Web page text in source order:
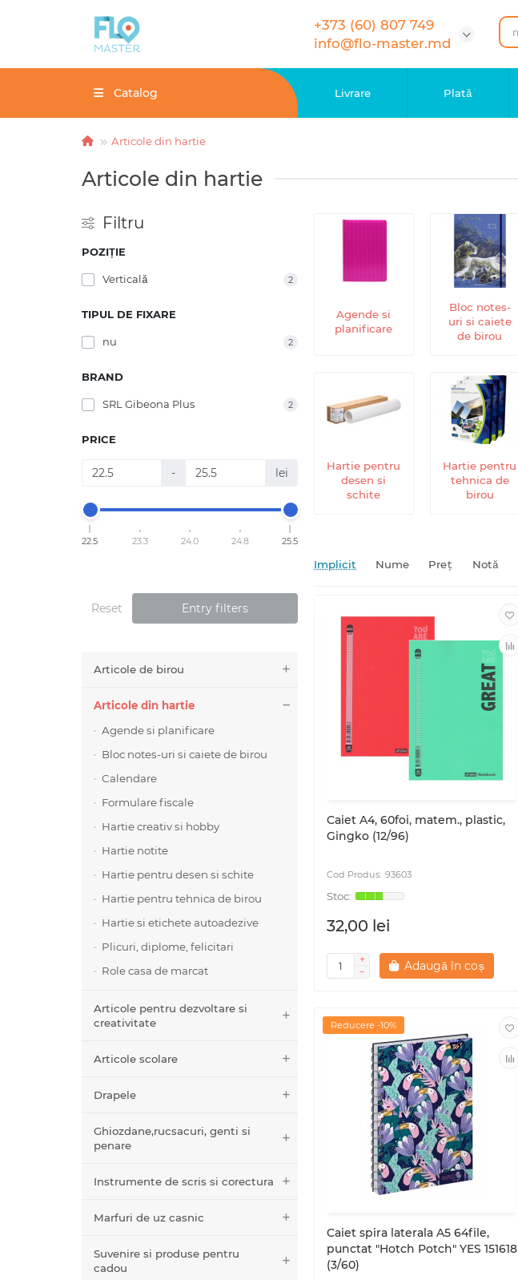
+373 (60) 807 749
info@flo-master.md
Catalog Livrare Plată
Articole din hartie
Articole din hartie
Filtru
POZIȚIE
Verticală 2
TIPUL DE FIXARE
nu 2
BRAND
SRL Gibeona Plus 2
PRICE
- lei
22.5 23.3 24.0 24.8 25.5
Reset Entry filters
Articole de birou
Articole din hartie
Agende si planificare
Bloc notes-uri si caiete de birou
Calendare
Formulare fiscale
Hartie creativ si hobby
Hartie notite
Hartie pentru desen si schite
Hartie pentru tehnica de birou
Hartie si etichete autoadezive
Plicuri, diplome, felicitari
Role casa de marcat
Articole pentru dezvoltare si
creativitate
Articole scolare
Drapele
Ghiozdane,rucsacuri, genti si
penare
Instrumente de scris si corectura
Marfuri de uz casnic
Suvenire si produse pentru
cadou
Agende si
planificare
Bloc notes-
uri si caiete
de birou
Hartie pentru
desen si
schite
Hartie pentru
tehnica de
birou
Implicit Nume Preţ Notă
Caiet A4, 60foi, matem., plastic,
Gingko (12/96)
93603
32,00 lei
Adaugă în coș
Reducere -10%
Caiet spira laterala A5 64file,
punctat "Hotch Potch" YES 151618
(3/60)